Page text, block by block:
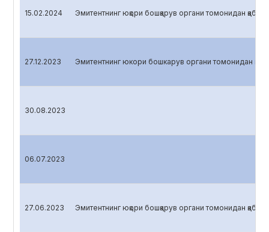
15.02.2024 Эмитентнинг юқори бошқарув органи томонидан
27.12.2023 Эмитентнинг юкори бошкарув органи томонидан
30.08.2023
06.07.2023
27.06.2023 Эмитентнинг юқори бошқарув органи томонидан